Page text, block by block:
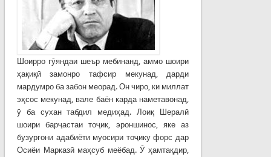
Шоирро гӯяндаи шеър мебинанд, аммо шоири
ҳақиқӣ замонро тафсир мекунад, дарди
мардумро ба забон меорад. Он чиро, ки миллат
эҳсос мекунад, вале баён карда наметавонад,
ӯ ба сухан табдил медиҳад. Лоиқ Шералӣ
шоири барҷастаи тоҷик, эроншинос, яке аз
бузургони адабиёти муосири тоҷику форс дар
Осиёи Марказӣ маҳсуб меёбад. Ӯ ҳамтақдир,